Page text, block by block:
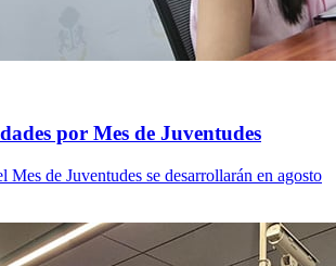
por Mes de Juventudes
Mes de Juventudes se desarrollarán en agosto